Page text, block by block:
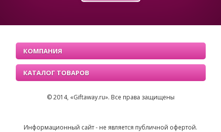
КОМПАНИЯ
КАТАЛОГ ТОВАРОВ
© 2014, «Giftaway.ru». Все права защищены
Информационный сайт - не является публичной офертой.